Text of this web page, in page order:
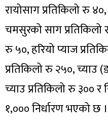
रायोसाग प्रतिकिलो रु
चमसुरको साग प्रतिकिलो
रु ५०, हरियो प्याज
प्रतिकिलो रु २५०, च्याउ
च्याउ प्रतिकिलो रु ३००
१,००० निर्धारण भएको छ ।